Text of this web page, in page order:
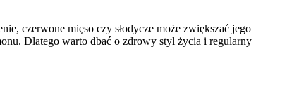
czerwone mięso czy słodycze może zwiększać jego
Dlatego warto dbać o zdrowy styl życia i regularny